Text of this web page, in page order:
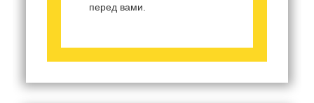
перед вами.